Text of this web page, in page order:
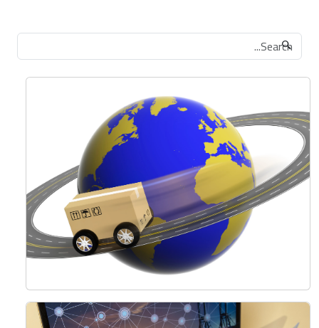
خدمات الشحن البري
نحن متخصصون في الشاحنات والتخليص الجمركي وتتبع الشحنات في